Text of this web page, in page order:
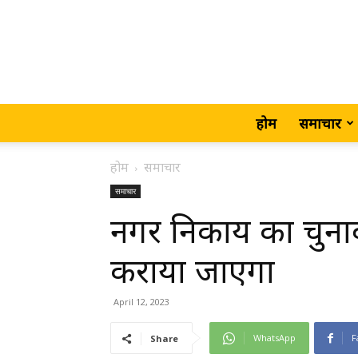
होम समाचार
होम समाचार
समाचार
नगर निकाय का
कराया जाएगा
April 12, 2023
Share WhatsApp